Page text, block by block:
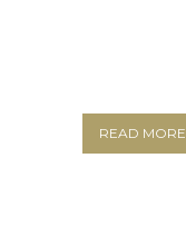
READ MORE